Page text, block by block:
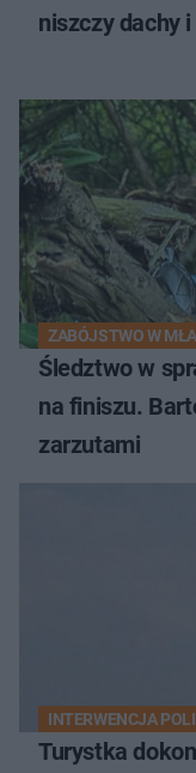
niszczy dachy
ZABÓJSTWO W
Śledztwo w
na finiszu.
zarzutami
INTERWENCJA
Turystka